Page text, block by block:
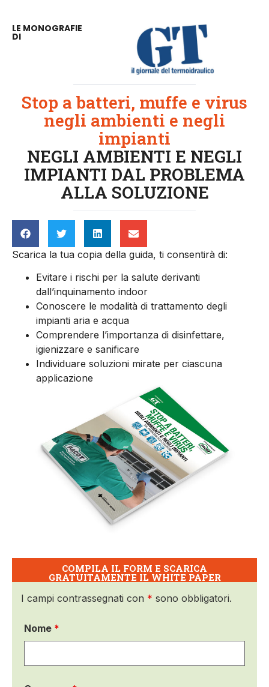
LE MONOGRAFIE
DI
Stop a batteri, muffe e virus
negli ambienti e negli
impianti
NEGLI AMBIENTI E NEGLI
IMPIANTI DAL PROBLEMA
ALLA SOLUZIONE
Scarica la tua copia della guida, ti consentirà di:
Evitare i rischi per la salute derivanti
dall’inquinamento indoor
Conoscere le modalità di trattamento degli
impianti aria e acqua
Comprendere l’importanza di disinfettare,
igienizzare e sanificare
Individuare soluzioni mirate per ciascuna
applicazione
COMPILA IL FORM E SCARICA
GRATUITAMENTE IL WHITE PAPER
I campi contrassegnati con * sono obbligatori.
Nome *